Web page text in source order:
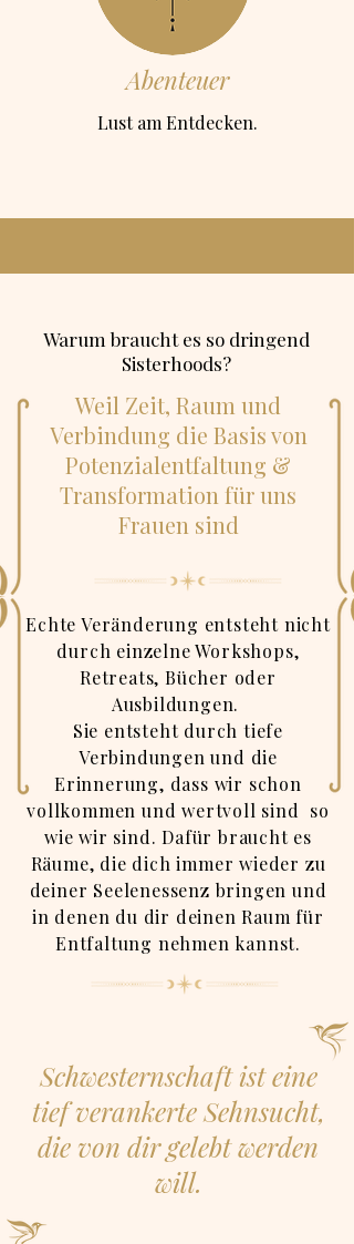
Abenteuer
Lust am Entdecken.
Warum braucht es so dringend
Sisterhoods?
Weil Zeit, Raum und
Verbindung die Basis von
Potenzialentfaltung &
Transformation für uns
Frauen sind
Echte Veränderung entsteht nicht
durch einzelne Workshops,
Retreats, Bücher oder
Ausbildungen.
Sie entsteht durch tiefe
Verbindungen und die
Erinnerung, dass wir schon
vollkommen und wertvoll sind so
wie wir sind. Dafür braucht es
Räume, die dich immer wieder zu
deiner Seelenessenz bringen und
in denen du dir deinen Raum für
Entfaltung nehmen kannst.
Schwesternschaft ist eine
tief verankerte Sehnsucht,
die von dir gelebt werden
will.